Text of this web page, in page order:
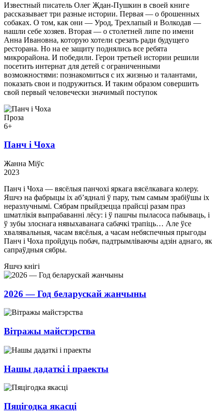
Известный писатель Олег Ждан-Пушкин в своей книге
рассказывает три разные истории. Первая — о брошенных
собаках. О том, как они — Урод, Трехлапый и Волкодав —
нашли себе хозяев. Вторая — о столетней липе по имени
Анна Ивановна, которую хотели срезать ради будущего
ресторана. Но на ее защиту поднялись все ребята
микрорайона. И победили. Герои третьей истории решили
посетить интернат для детей с ограниченными
возможностями: познакомиться с их жизнью и талантами,
показать свои и подружиться. И таким образом совершить
свой первый человечески значимый поступок
Проза
6+
Панч і Чоха
Жанна Міўс
2023
Панч і Чоха — вясёлыя панчохі яркага вясёлкавага колеру.
Яшчэ на фабрыцы іх аб’ядналі ў пару, тым самым зрабіўшы іх
неразлучнымі. Сябрам прыйдзецца прайсці разам праз
шматлікія выпрабаванні лёсу: і ў пашчы пыласоса пабываць, і
ў зубы злоснага нявыхаванага сабачкі трапіць… Але ўсе
хвалявальныя, часам вясёлыя, а часам небяспечныя прыгоды
Панч і Чоха пройдуць побач, падтрымліваючы адзін аднаго, як
сапраўдныя сябры.
Яшчэ кнігі
2026 — Год беларускай жанчыны
Вітражы майстэрства
Нашы дадаткі і праекты
Пяцігодка якасці